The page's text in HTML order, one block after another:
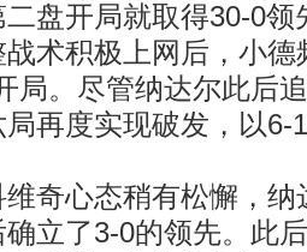
开局就取得30-0领
术积极上网后，小德
局。尽管纳达尔此后
再度实现破发，以6-
心态稍有松懈，纳
立了3-0的领先。此